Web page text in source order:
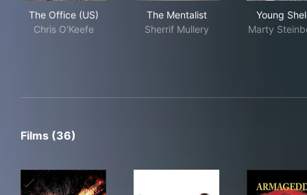
The Office (US)
Chris O'Keefe
The Mentalist
Sherrif Mullery
Young
Marty
Films (36)